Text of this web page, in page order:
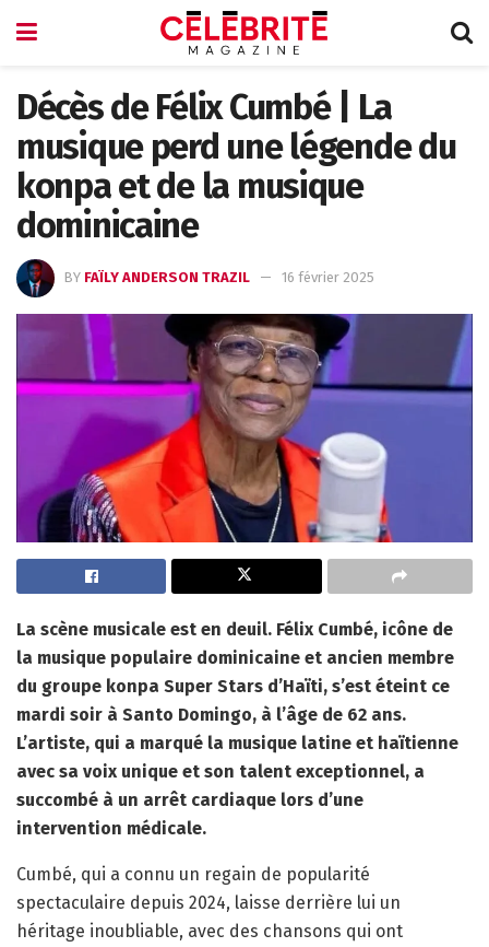
Décès de Félix Cumbé | La
musique perd une légende du
konpa et de la musique
dominicaine
BY FAÏLY ANDERSON TRAZIL 16 février 2025
La scène musicale est en deuil. Félix Cumbé, icône de
la musique populaire dominicaine et ancien membre
du groupe konpa Super Stars d’Haïti, s’est éteint ce
mardi soir à Santo Domingo, à l’âge de 62 ans.
L’artiste, qui a marqué la musique latine et haïtienne
avec sa voix unique et son talent exceptionnel, a
succombé à un arrêt cardiaque lors d’une
intervention médicale.
Cumbé, qui a connu un regain de popularité
spectaculaire depuis 2024, laisse derrière lui un
héritage inoubliable, avec des chansons qui ont